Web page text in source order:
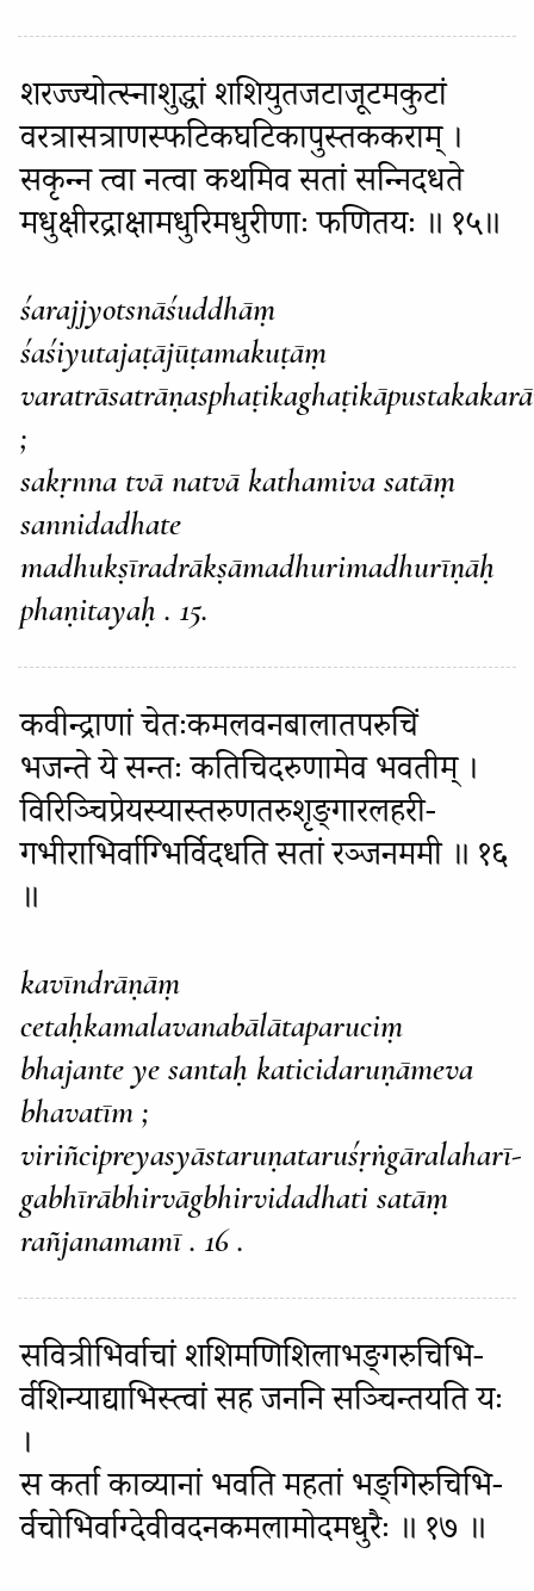
शरज्ज्योत्स्नाशुद्धां शशियुतजटाजूटमकुटां
वरत्रासत्राणस्फटिकघटिकापुस्तककराम् ।
सकृन्न त्वा नत्वा कथमिव सतां सन्निदधते
मधुक्षीरद्राक्षामधुरिमधुरीणाः फणितयः ॥ १५॥
śarajjyotsnāśuddhāṃ
śaśiyutajaṭājūṭamakuṭāṃ
;
sakṛnna tvā natvā kathamiva satāṃ
sannidadhate
madhukṣīradrākṣāmadhurimadhurīṇāḥ
phaṇitayaḥ . 15.
कवीन्द्राणां चेतःकमलवनबालातपरुचिं
भजन्ते ये सन्तः कतिचिदरुणामेव भवतीम् ।
विरिञ्चिप्रेयस्यास्तरुणतरुशृङ्गारलहरी-
गभीराभिर्वाग्भिर्विदधति सतां रञ्जनममी ॥ १६
॥
kavīndrāṇāṃ
cetaḥkamalavanabālātaparuciṃ
bhajante ye santaḥ katicidaruṇāmeva
bhavatīm ;
viriñcipreyasyāstaruṇataruśṛṅgāralaharī-
gabhīrābhirvāgbhirvidadhati satāṃ
rañjanamamī . 16 .
सवित्रीभिर्वाचां शशिमणिशिलाभङ्गरुचिभि-
र्वशिन्याद्याभिस्त्वां सह जननि सञ्चिन्तयति यः
।
स कर्ता काव्यानां भवति महतां भङ्गिरुचिभि-
र्वचोभिर्वाग्देवीवदनकमलामोदमधुरैः ॥ १७ ॥